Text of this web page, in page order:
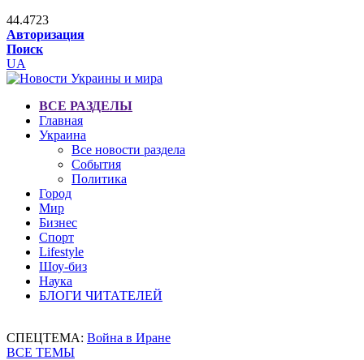
44.4723
Авторизация
Поиск
UA
ВСЕ РАЗДЕЛЫ
Главная
Украина
Все новости раздела
События
Политика
Город
Мир
Бизнес
Спорт
Lifestyle
Шоу-биз
Наука
БЛОГИ ЧИТАТЕЛЕЙ
СПЕЦТЕМА: Война в Иране
ВСЕ ТЕМЫ